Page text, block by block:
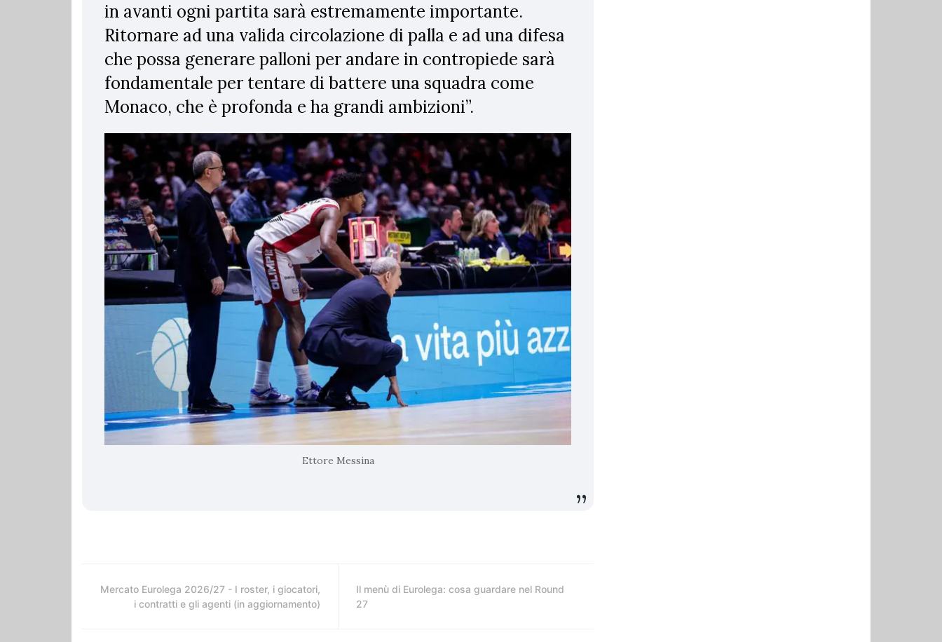
in avanti ogni partita sarà estremamente importante.
Ritornare ad una valida circolazione di palla e ad una difesa
che possa generare palloni per andare in contropiede sarà
fondamentale per tentare di battere una squadra come
Monaco, che è profonda e ha grandi ambizioni”.
Ettore Messina
Mercato Eurolega 2026/27 - I roster, i giocatori,
i contratti e gli agenti (in aggiornamento)
Il menù di Eurolega: cosa guardare nel Round
27